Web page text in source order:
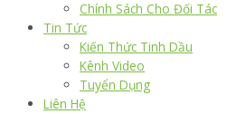
Chính Sách Cho Đối Tác
Tin Tức
Kiến Thức Tinh Dầu
Kênh Video
Tuyển Dụng
Liên Hệ